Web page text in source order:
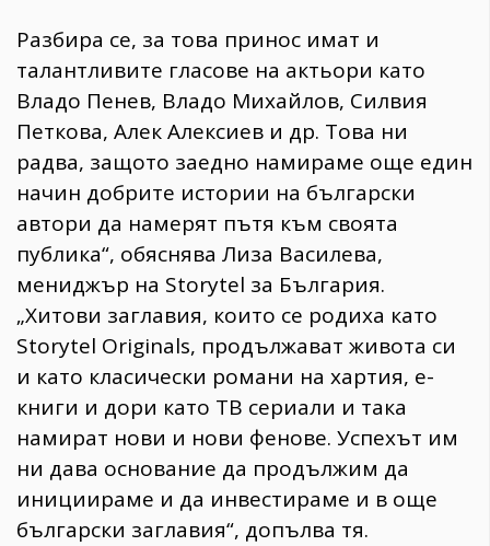
Разбира се, за това принос имат и
талантливите гласове на актьори като
Владо Пенев, Владо Михайлов, Силвия
Петкова, Алек Алексиев и др. Това ни
радва, защото заедно намираме още един
начин добрите истории на български
автори да намерят пътя към своята
публика“, обяснява Лиза Василева,
мениджър на Storytel за България.
„Хитови заглавия, които се родиха като
Storytel Originals, продължават живота си
и като класически романи на хартия, е-
книги и дори като ТВ сериали и така
намират нови и нови фенове. Успехът им
ни дава основание да продължим да
инициираме и да инвестираме и в още
български заглавия“, допълва тя.